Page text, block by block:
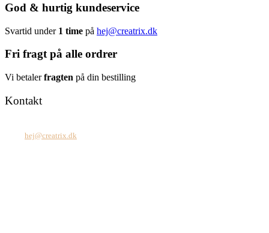
God & hurtig kundeservice
Svartid under 1 time på hej@creatrix.dk
Fri fragt på alle ordrer
Vi betalerfragten på din bestilling
Kontakt
hej@creatrix.dk